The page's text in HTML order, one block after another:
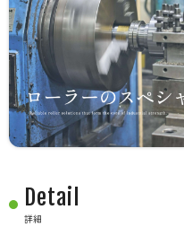
Detail
詳細